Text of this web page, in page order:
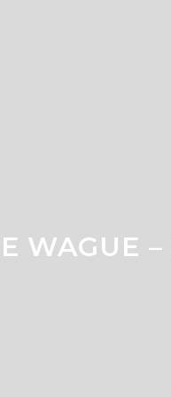
WAGUE